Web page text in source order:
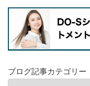
ブログ記事カテゴリー